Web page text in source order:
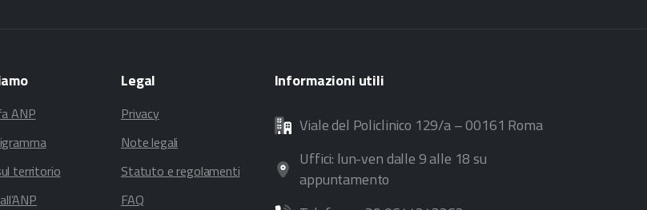
ANP
territorio
Legal
Privacy
Note legali
Statuto e regolamenti
FAQ
Informazioni utili
Viale del Policlinico 129/a – 00161 Roma
Uffici: lun-ven dalle 9 alle 18 su
appuntamento